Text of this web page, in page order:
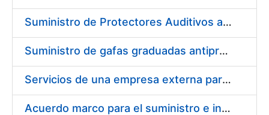
Suministro de Protectores Auditivos a medida para las personas trabajadoras de los Centros de Trabajo de Madrid y Burgos
Suministro de gafas graduadas antiproyecciones para los trabajadores de la FNMT-RCM en los centros de trabajo de Madrid y Burgos
Servicios de una empresa externa para el asesoramiento y resolución de los recursos de alzada que se presentan relacionados con procesos de selección para la FNMT-RCM
Acuerdo marco para el suministro e instalación de persianas, estores y otros complementos